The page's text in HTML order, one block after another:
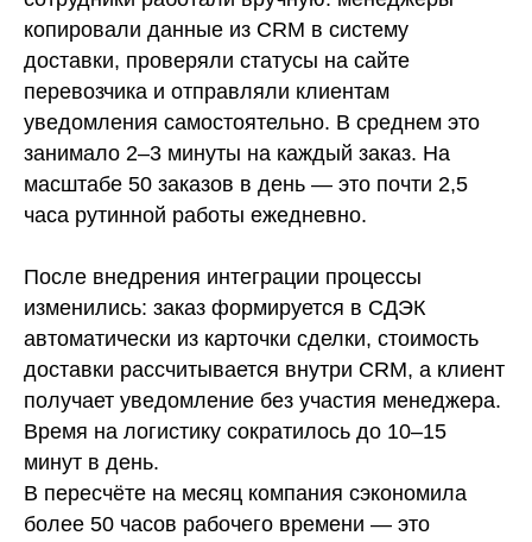
копировали данные из CRM в систему
доставки, проверяли статусы на сайте
перевозчика и отправляли клиентам
уведомления самостоятельно. В среднем это
занимало 2–3 минуты на каждый заказ. На
масштабе 50 заказов в день — это почти 2,5
часа рутинной работы ежедневно.
После внедрения интеграции процессы
изменились: заказ формируется в СДЭК
автоматически из карточки сделки, стоимость
доставки рассчитывается внутри CRM, а клиент
получает уведомление без участия менеджера.
Время на логистику сократилось до 10–15
минут в день.
В пересчёте на месяц компания сэкономила
более 50 часов рабочего времени — это